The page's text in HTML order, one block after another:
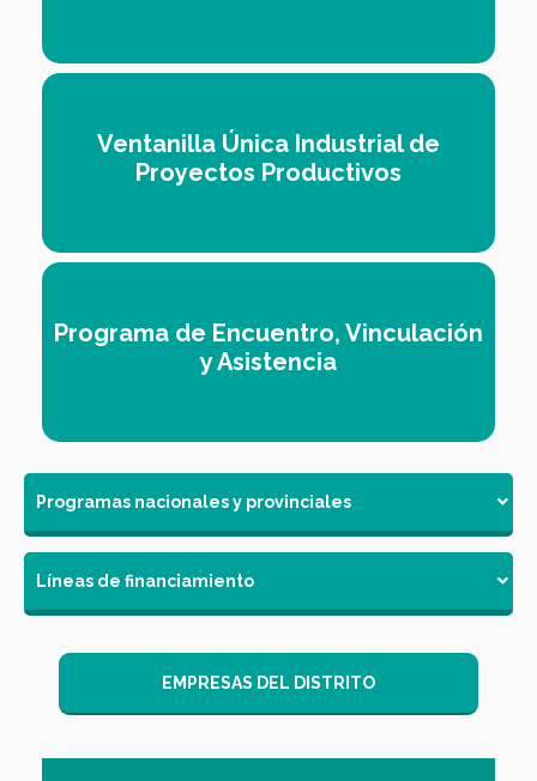
Ventanilla Única Industrial de
Proyectos Productivos
Programa de Encuentro, Vinculación
y Asistencia
Programas nacionales y provinciales
Líneas de financiamiento
EMPRESAS DEL DISTRITO